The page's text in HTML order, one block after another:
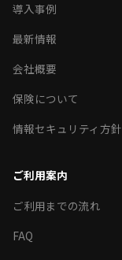
導入事例
最新情報
会社概要
保険について
情報セキュリティ方針
ご利用案内
ご利用までの流れ
FAQ